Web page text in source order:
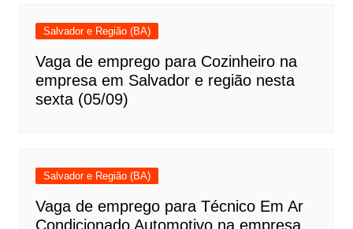
Salvador e Região (BA)
Vaga de emprego para Cozinheiro na
empresa em Salvador e região nesta
sexta (05/09)
Salvador e Região (BA)
Vaga de emprego para Técnico Em Ar
Condicionado Automotivo na empresa